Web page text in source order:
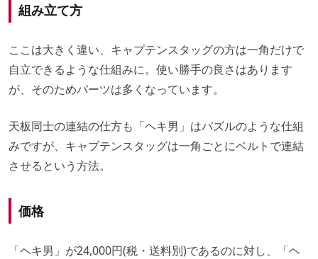
組み立て方
ここは大きく違い、キャプテンスタッグの方は一角だけで
自立できるような仕組みに。使い勝手の良さはあります
が、そのためパーツは多くなっています。
天板同士の連結の仕方も「ヘキ男」はパズルのような仕組
みですが、キャプテンスタッグは一角ごとにベルトで連結
させるという方法。
価格
「ヘキ男」が24,000円(税・送料別)であるのに対し、「ヘ